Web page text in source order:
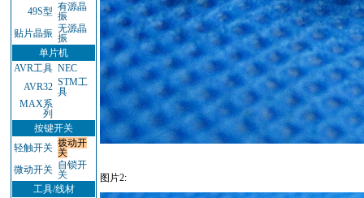
49S型 有源晶
振
贴片晶振 无源晶
振
单片机
AVR工具 NEC
AVR32 STM工
具
MAX系
列
按键开关
轻触开关 拨动开
关
微动开关 自锁开
关
工具/线材
图片2: